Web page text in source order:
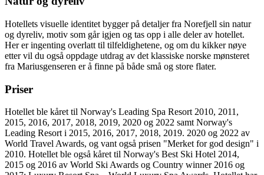
Hotellets visuelle identitet bygger på detaljer fra Norefjell sin natur
og dyreliv, motiv som går igjen og tas opp i alle deler av hotellet.
Her er ingenting overlatt til tilfeldighetene, og om du kikker nøye
etter vil du også oppdage utdrag av det klassiske norske mønsteret
fra Mariusgenseren er å finne på både små og store flater.
Priser
Hotellet ble kåret til Norway's Leading Spa Resort 2010, 2011,
2015, 2016, 2017, 2018, 2019, 2020 og 2022 samt Norway's
Leading Resort i 2015, 2016, 2017, 2018, 2019. 2020 og 2022 av
World Travel Awards, og vant også prisen "Merket for god design" i
2010. Hotellet ble også kåret til Norway's Best Ski Hotel 2014,
2015 og 2016 av World Ski Awards og Country winner 2016 og